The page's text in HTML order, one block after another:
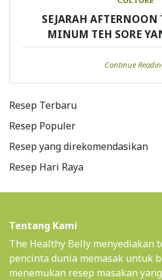
SEJARAH
MINUM TEH SORE
Continue
Resep Terbaru
Resep Populer
Resep yang direkomendasikan
Resep Hari Raya
Tentang Kami
The Healthy Belly menyediakan
pencinta dunia memasak untuk
menemukan resep masakan